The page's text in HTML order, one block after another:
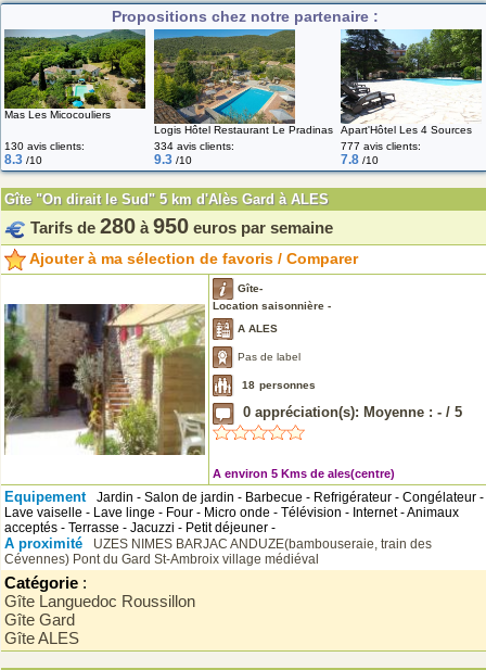
Propositions chez notre partenaire :
Mas Les Micocouliers
Logis Hôtel Restaurant Le Pradinas
Apart'Hôtel Les 4 Sources
130 avis clients:
8.3 /10
334 avis clients:
9.3 /10
777 avis clients:
7.8 /10
Gîte "On dirait le Sud" 5 km d'Alès Gard à ALES
Tarifs de 280 à 950 euros par semaine
Ajouter à ma sélection de favoris / Comparer
Gîte-
Location saisonnière -
A ALES
Pas de label
18 personnes
0 appréciation(s): Moyenne : - / 5
A environ 5 Kms de ales(centre)
Equipement
Jardin - Salon de jardin - Barbecue - Refrigérateur - Congélateur -
Lave vaiselle - Lave linge - Four - Micro onde - Télévision - Internet - Animaux
acceptés - Terrasse - Jacuzzi - Petit déjeuner -
A proximité UZES NIMES BARJAC ANDUZE(bambouseraie, train des
Cévennes) Pont du Gard St-Ambroix village médiéval
Catégorie :
Gîte Languedoc Roussillon
Gîte Gard
Gîte ALES